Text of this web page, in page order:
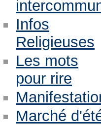
Infos
Religieuses
Les mots
pour rire
Marché